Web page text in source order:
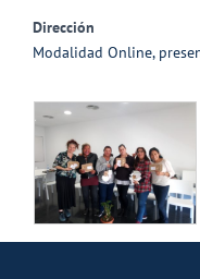
Dirección
Modalidad Online,